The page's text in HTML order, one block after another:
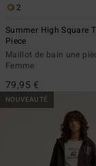
2
Summer High Square
Piece
Maillot de bain une
Femme
79,95 €
NOUVEAUTÉ